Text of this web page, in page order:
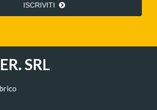
ISCRIVITI
SRL